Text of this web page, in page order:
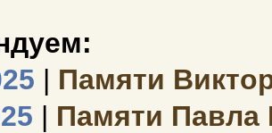
| Памяти
| Памяти Павла